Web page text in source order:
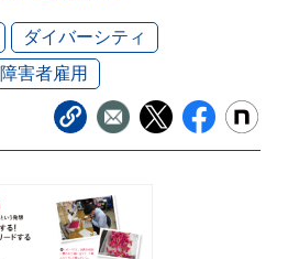
ダイバーシティ
障害者雇用